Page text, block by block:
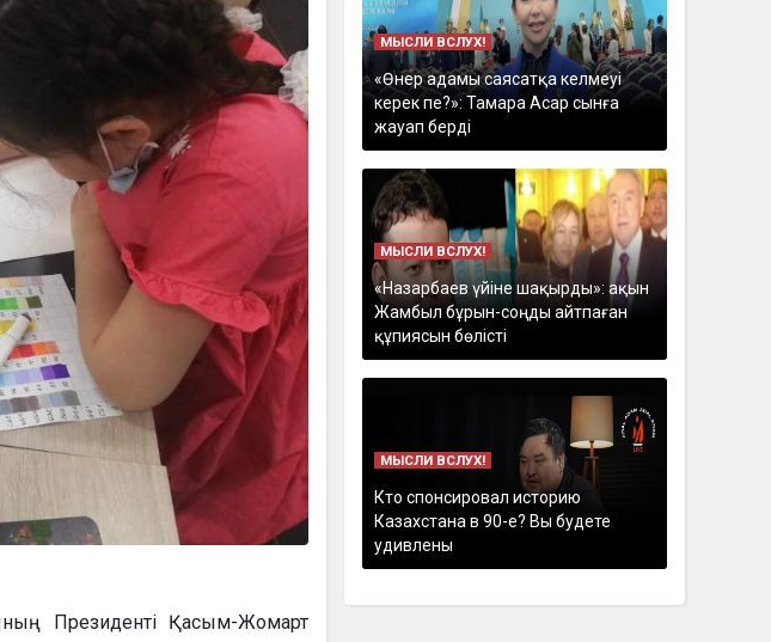
Президенті Қасым-Жомарт
МЫСЛИ ВСЛУХ!
«Өнер адамы саясатқа келмеуі
керек пе?»: Тамара Асар сынға
жауап берді
МЫСЛИ ВСЛУХ!
«Назарбаев үйіне шақырды»: ақын
Жамбыл бұрын-соңды айтпаған
құпиясын бөлісті
МЫСЛИ ВСЛУХ!
Кто спонсировал историю
Казахстана в 90-е? Вы будете
удивлены